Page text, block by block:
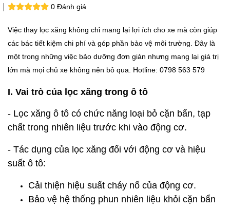
0 Đánh giá
Việc thay lọc xăng không chỉ mang lại lợi ích cho xe mà còn giúp
các bác tiết kiệm chi phí và góp phần bảo vệ môi trường. Đây là
một trong những việc bảo dưỡng đơn giản nhưng mang lại giá trị
lớn mà mọi chủ xe không nên bỏ qua. Hotline: 0798 563 579
I. Vai trò của lọc xăng trong ô tô
- Lọc xăng ô tô có chức năng loại bỏ cặn bẩn, tạp
chất trong nhiên liệu trước khi vào động cơ.
- Tác dụng của lọc xăng đối với động cơ và hiệu
suất ô tô:
Cải thiện hiệu suất cháy nổ của động cơ.
Bảo vệ hệ thống phun nhiên liệu khỏi cặn bẩn